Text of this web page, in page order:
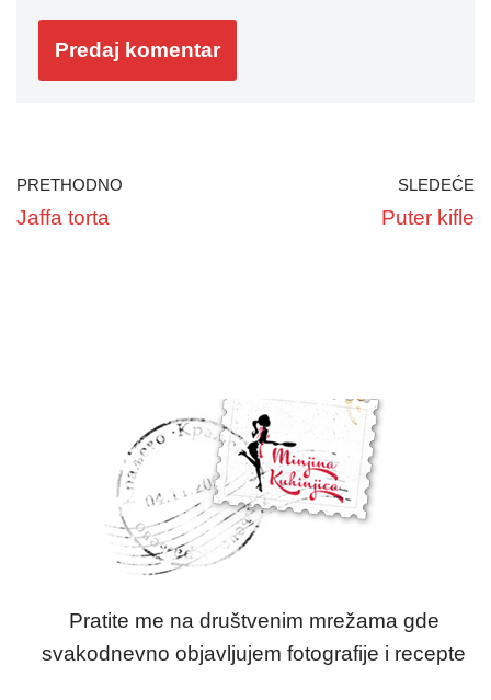
PRETHODNO
Jaffa torta
SLEDEĆE
Puter kifle
Pratite me na društvenim mrežama gde
svakodnevno objavljujem fotografije i recepte